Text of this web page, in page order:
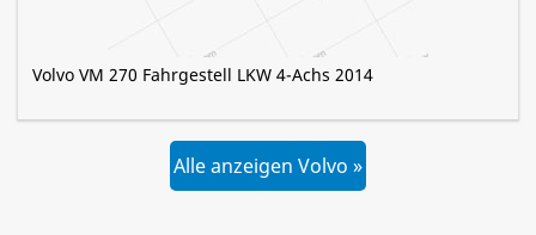
Volvo VM 270 Fahrgestell LKW 4-Achs 2014
Alle anzeigen Volvo »